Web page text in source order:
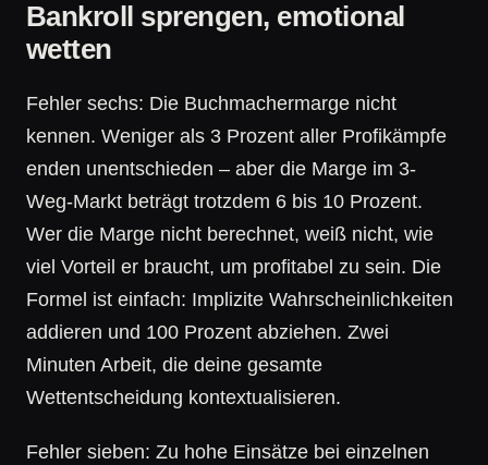
Bankroll sprengen, emotional
wetten
Fehler sechs: Die Buchmachermarge nicht
kennen. Weniger als 3 Prozent aller Profikämpfe
enden unentschieden – aber die Marge im 3-
Weg-Markt beträgt trotzdem 6 bis 10 Prozent.
Wer die Marge nicht berechnet, weiß nicht, wie
viel Vorteil er braucht, um profitabel zu sein. Die
Formel ist einfach: Implizite Wahrscheinlichkeiten
addieren und 100 Prozent abziehen. Zwei
Minuten Arbeit, die deine gesamte
Wettentscheidung kontextualisieren.
Fehler sieben: Zu hohe Einsätze bei einzelnen